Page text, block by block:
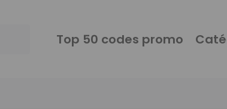
Top 50 codes promo